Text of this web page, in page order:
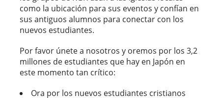
como la ubicación para sus eventos y confían en
sus antiguos alumnos para conectar con los
nuevos estudiantes.
Por favor únete a nosotros y oremos por los 3,2
millones de estudiantes que hay en Japón en
este momento tan crítico:
Ora por los nuevos estudiantes cristianos